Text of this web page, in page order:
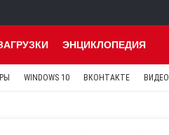
ЭНЦИКЛОПЕДИЯ
WINDOWS 10 ВКОНТАКТЕ ВИДЕО